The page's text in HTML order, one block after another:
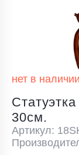
нет в наличии
30см.
Артикул: